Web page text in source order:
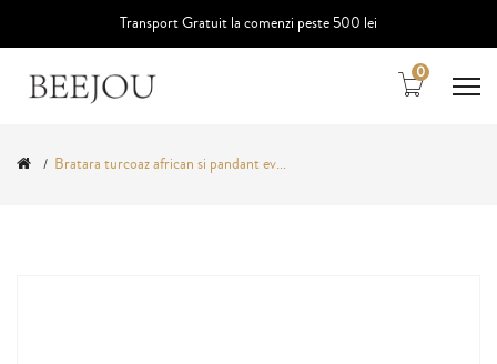
Transport Gratuit la comenzi peste 500 lei
0
Bratara turcoaz african si pandant ev...